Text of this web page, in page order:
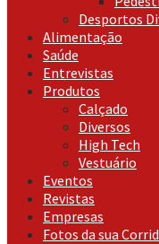
Desportos
Alimentação
Saúde
Entrevistas
Produtos
Calçado
Diversos
High Tech
Vestuário
Eventos
Revistas
Empresas
Fotos da sua